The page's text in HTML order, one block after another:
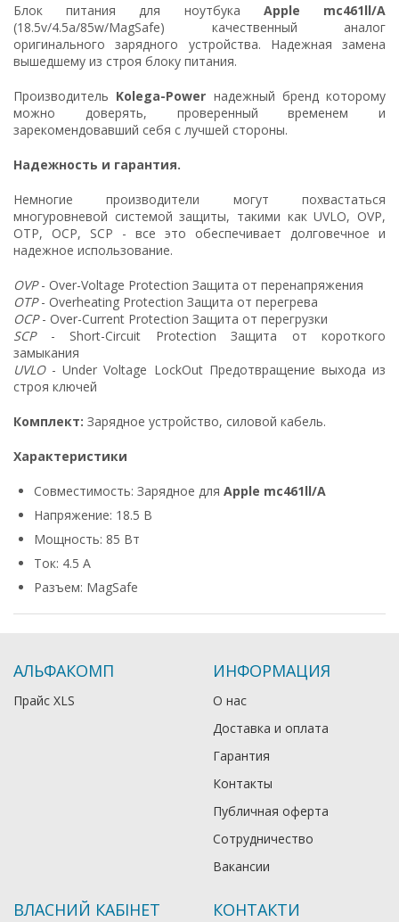
Блок питания для ноутбука Apple mc461ll/A
(18.5v/4.5a/85w/MagSafe) качественный аналог
оригинального зарядного устройства. Надежная замена
вышедшему из строя блоку питания.
Производитель Kolega-Power надежный бренд которому
можно доверять, проверенный временем и
зарекомендовавший себя с лучшей стороны.
Надежность и гарантия.
Немногие производители могут похвастаться
многуровневой системой защиты, такими как UVLO, OVP,
OTP, OCP, SCP - все это обеспечивает долговечное и
надежное использование.
OVP- Over-Voltage Protection Защита от перенапряжения
OTP- Overheating Protection Защита от перегрева
OCP- Over-Current Protection Защита от перегрузки
SCP- Short-Circuit Protection Защита от короткого
замыкания
UVLO- Under Voltage LockOut Предотвращение выхода из
строя ключей
Комплект: Зарядное устройство, силовой кабель.
Характеристики
Совместимость: Зарядное для Apple mc461ll/A
Напряжение: 18.5 В
Мощность: 85 Вт
Ток: 4.5 А
Разъем: MagSafe
АЛЬФАКОМП
Прайс XLS
ИНФОРМАЦИЯ
О нас
Доставка и оплата
Гарантия
Контакты
Публичная оферта
Сотрудничество
Вакансии
ВЛАСНИЙ КАБІНЕТ КОНТАКТИ